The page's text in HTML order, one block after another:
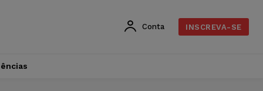
Conta INSCREVA-SE